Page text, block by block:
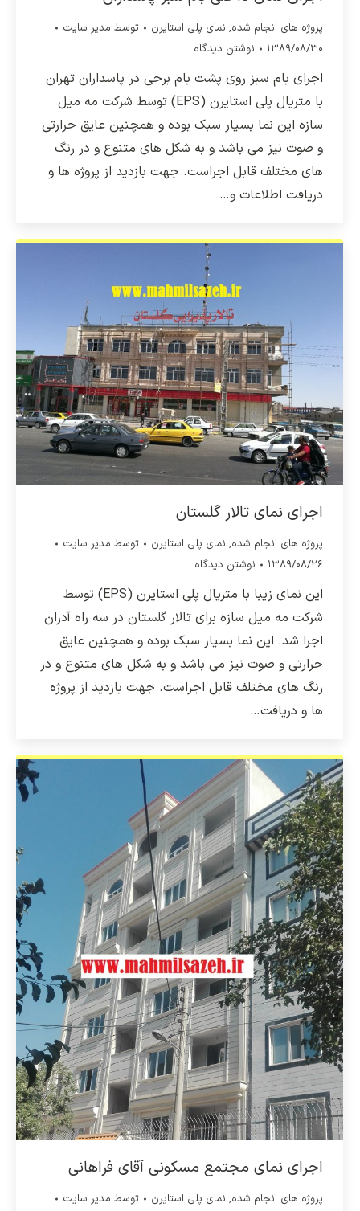
پروژه های انجام شده, نمای پلی استایرن توسط مدیر سایت
۱۳۸۹/۰۸/۳۰
نوشتن دیدگاه
اجرای بام سبز روی پشت بام برجی در پاسداران تهران
با متریال پلی استایرن (EPS) توسط شرکت مه میل
سازه این نما بسیار سبک بوده و همچنین عایق حرارتی
و صوت نیز می باشد و به شکل های متنوع و در رنگ
های مختلف قابل اجراست. جهت بازدید از پروژه ها و
دریافت اطلاعات و…
اجرای نمای تالار گلستان
پروژه های انجام شده, نمای پلی استایرن توسط مدیر سایت
۱۳۸۹/۰۸/۲۶
نوشتن دیدگاه
این نمای زیبا با متریال پلی استایرن (EPS) توسط
شرکت مه میل سازه برای تالار گلستان در سه راه آدران
اجرا شد. این نما بسیار سبک بوده و همچنین عایق
حرارتی و صوت نیز می باشد و به شکل های متنوع و در
رنگ های مختلف قابل اجراست. جهت بازدید از پروژه
ها و دریافت…
اجرای نمای مجتمع مسکونی آقای فراهانی
پروژه های انجام شده, نمای پلی استایرن توسط مدیر سایت